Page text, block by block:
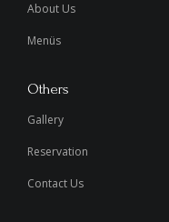
About Us
Menüs
Others
Gallery
Reservation
Contact Us